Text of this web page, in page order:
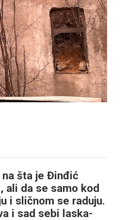
šta je Đinđić
ali da se samo kod
i sličnom se raduju.
i sad sebi laska-